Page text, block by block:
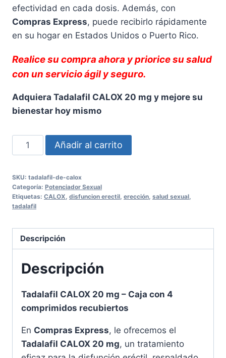
efectividad en cada dosis. Además, con
Compras Express, puede recibirlo rápidamente
en su hogar en Estados Unidos o Puerto Rico.
Realice su compra ahora y priorice su salud
con un servicio ágil y seguro.
Adquiera Tadalafil CALOX 20 mg y mejore su
bienestar hoy mismo
Tadalafil
CALOX
mg
-
Caja
Comprimidos
para
Bienestar
cantidad
Añadir al carrito
SKU: tadalafil-de-calox
Categoría: Potenciador Sexual
Etiquetas: CALOX, disfuncion erectil, erección, salud sexual,
tadalafil
Descripción
Descripción
Tadalafil CALOX 20 mg – Caja con 4
comprimidos recubiertos
En Compras Express, le ofrecemos el
Tadalafil CALOX 20 mg, un tratamiento